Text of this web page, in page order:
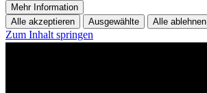
Mehr Information
Alle akzeptieren
Ausgewählte Alle ablehnen
Zum Inhalt springen